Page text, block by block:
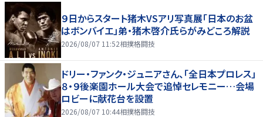
９日からスタート猪木VSアリ写真展「日本のお盆
はボンバイエ」弟・猪木啓介氏らがみどころ解説
2026/08/07 11:52相撲格闘技
ドリー・ファンク・ジュニアさん、「全日本プロレス」
８・９後楽園ホール大会で追悼セレモニー…会場
ロビーに献花台を設置
2026/08/07 10:44相撲格闘技